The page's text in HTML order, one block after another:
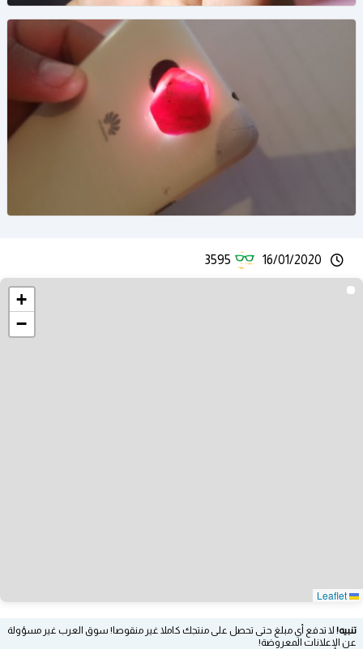
16/01/2020
3595
+
−
تنبيه! لا تدفع أي مبلغ حتى تحصل على منتجك كاملا غير منقوصا! سوق العرب غير مسؤولة
عن الإعلانات المعروضة!